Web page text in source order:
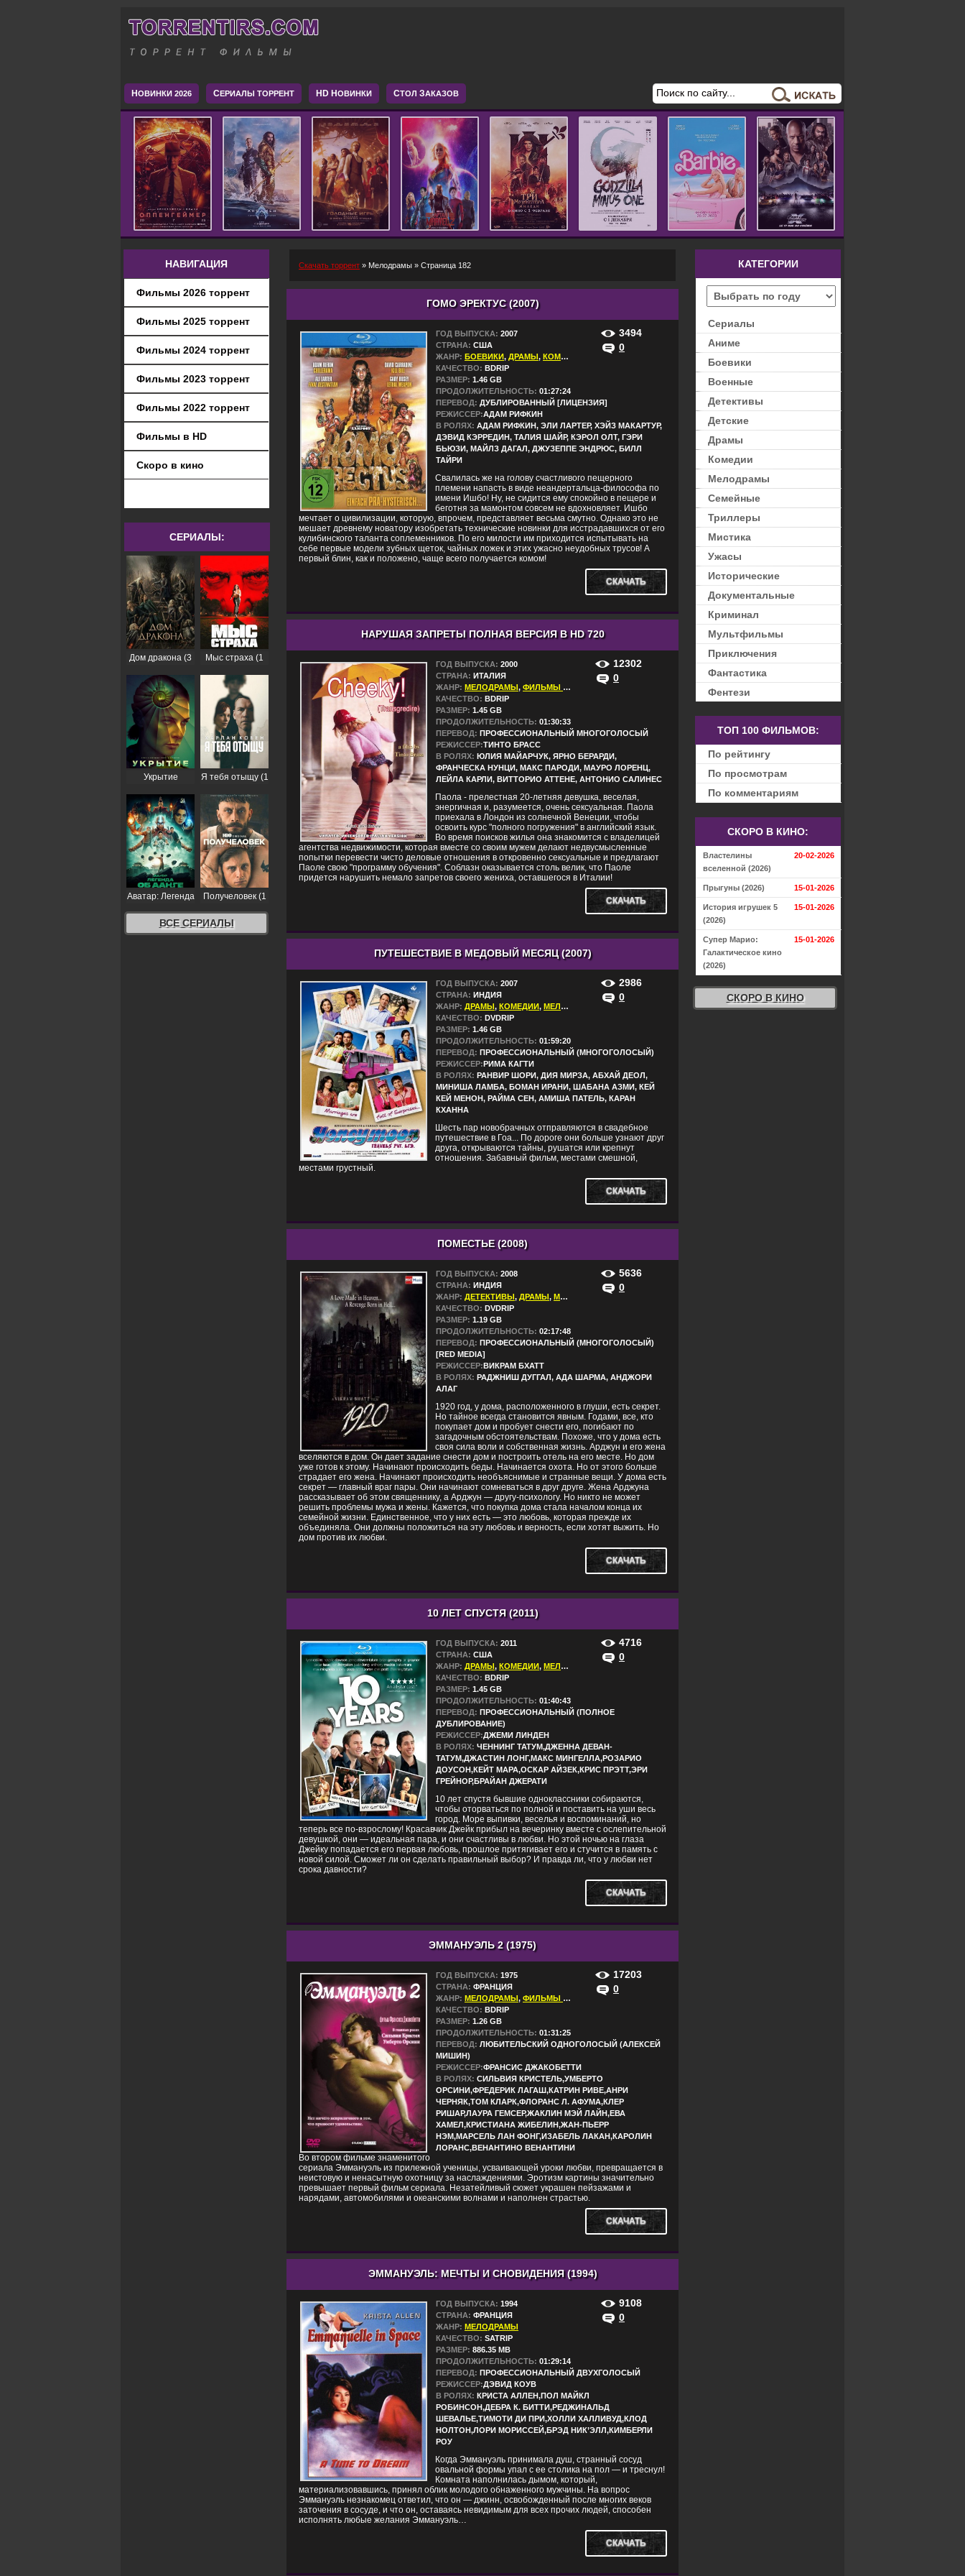
НОВИНКИ 2026 СЕРИАЛЫ ТОРРЕНТ HD НОВИНКИ СТОЛ ЗАКАЗОВ
НАВИГАЦИЯ
Фильмы 2026 торрент
Фильмы 2025 торрент
Фильмы 2024 торрент
Фильмы 2023 торрент
Фильмы 2022 торрент
Фильмы в HD
Скоро в кино
СЕРИАЛЫ:
Дом дракона (3
Мыс страха (1
Укрытие
сезон)
Я тебя отыщу (1
Аватар: Легенда
об Аанге (2
сезон)
Получеловек (1
сезон)
ВСЕ СЕРИАЛЫ
Скачать торрент » Мелодрамы » Страница 182
ГОМО ЭРЕКТУС (2007)
3494
0
ГОД ВЫПУСКА: 2007
СТРАНА: США
ЖАНР: БОЕВИКИ, ДРАМЫ, КОМЕДИИ МЕЛОДРАМЫ
КАЧЕСТВО: BDRIP
РАЗМЕР: 1.46 GB
ПРОДОЛЖИТЕЛЬНОСТЬ: 01:27:24
ПЕРЕВОД: ДУБЛИРОВАННЫЙ [ЛИЦЕНЗИЯ]
РЕЖИССЕР:АДАМ РИФКИН
В РОЛЯХ: АДАМ РИФКИН, ЭЛИ ЛАРТЕР, ХЭЙЗ МАКАРТУР,
ДЭВИД КЭРРЕДИН, ТАЛИЯ ШАЙР, КЭРОЛ ОЛТ, ГЭРИ
БЬЮЗИ, МАЙЛЗ ДАГАЛ, ДЖУЗЕППЕ ЭНДРЮС, БИЛЛ
ТАЙРИ
Свалилась же на голову счастливого пещерного
племени напасть в виде неандертальца-философа по
имени Ишбо! Ну, не сидится ему спокойно в пещере и
беготня за мамонтом совсем не вдохновляет. Ишбо
мечтает о цивилизации, которую, впрочем, представляет весьма смутно. Однако это не
мешает древнему новатору изобретать технические новинки для исстрадавшихся от его
кулибинского таланта соплеменников. По его милости им приходится испытывать на
себе первые модели зубных щеток, чайных ложек и этих ужасно неудобных трусов! А
первый блин, как и положено, чаще всего получается комом!
СКАЧАТЬ
НАРУШАЯ ЗАПРЕТЫ ПОЛНАЯ ВЕРСИЯ В HD 720
12302
0
ГОД ВЫПУСКА: 2000
СТРАНА: ИТАЛИЯ
ЖАНР: МЕЛОДРАМЫ, ФИЛЬМЫ В HD
КАЧЕСТВО: BDRIP
РАЗМЕР: 1.45 GB
ПРОДОЛЖИТЕЛЬНОСТЬ: 01:30:33
ПЕРЕВОД: ПРОФЕССИОНАЛЬНЫЙ МНОГОГОЛОСЫЙ
РЕЖИССЕР:ТИНТО БРАСС
В РОЛЯХ: ЮЛИЯ МАЙАРЧУК, ЯРНО БЕРАРДИ,
ФРАНЧЕСКА НУНЦИ, МАКС ПАРОДИ, МАУРО ЛОРЕНЦ,
ЛЕЙЛА КАРЛИ, ВИТТОРИО АТТЕНЕ, АНТОНИО САЛИНЕС
Паола - прелестная 20-летняя девушка, веселая,
энергичная и, разумеется, очень сексуальная. Паола
приехала в Лондон из солнечной Венеции, чтобы
освоить курс "полного погружения" в английский язык.
Во время поисков жилья она знакомится с владелицей
агентства недвижимости, которая вместе со своим мужем делают недвусмысленные
попытки перевести чисто деловые отношения в откровенно сексуальные и предлагают
Паоле свою "программу обучения". Соблазн оказывается столь велик, что Паоле
придется нарушить немало запретов своего жениха, оставшегося в Италии!
СКАЧАТЬ
ПУТЕШЕСТВИЕ В МЕДОВЫЙ МЕСЯЦ (2007)
2986
0
ГОД ВЫПУСКА: 2007
СТРАНА: ИНДИЯ
ЖАНР: ДРАМЫ, КОМЕДИИ, МЕЛОДРАМЫ
КАЧЕСТВО: DVDRIP
РАЗМЕР: 1.46 GB
ПРОДОЛЖИТЕЛЬНОСТЬ: 01:59:20
ПЕРЕВОД: ПРОФЕССИОНАЛЬНЫЙ (МНОГОГОЛОСЫЙ)
РЕЖИССЕР:РИМА КАГТИ
В РОЛЯХ: РАНВИР ШОРИ, ДИЯ МИРЗА, АБХАЙ ДЕОЛ,
МИНИША ЛАМБА, БОМАН ИРАНИ, ШАБАНА АЗМИ, КЕЙ
КЕЙ МЕНОН, РАЙМА СЕН, АМИША ПАТЕЛЬ, КАРАН
КХАННА
Шесть пар новобрачных отправляются в свадебное
путешествие в Гоа... По дороге они больше узнают друг
друга, открываются тайны, рушатся или крепнут
отношения. Забавный фильм, местами смешной,
местами грустный.
СКАЧАТЬ
ПОМЕСТЬЕ (2008)
5636
0
ГОД ВЫПУСКА: 2008
СТРАНА: ИНДИЯ
ЖАНР: ДЕТЕКТИВЫ, ДРАМЫ, МЕЛОДРАМЫ ,ТРИЛЛЕРЫ
КАЧЕСТВО: DVDRIP
РАЗМЕР: 1.19 GB
ПРОДОЛЖИТЕЛЬНОСТЬ: 02:17:48
ПЕРЕВОД: ПРОФЕССИОНАЛЬНЫЙ (МНОГОГОЛОСЫЙ)
[RED MEDIA]
РЕЖИССЕР:ВИКРАМ БХАТТ
В РОЛЯХ: РАДЖНИШ ДУГГАЛ, АДА ШАРМА, АНДЖОРИ
АЛАГ
1920 год, у дома, расположенного в глуши, есть секрет.
Но тайное всегда становится явным. Годами, все, кто
покупает дом и пробует снести его, погибают по
загадочным обстоятельствам. Похоже, что у дома есть
своя сила воли и собственная жизнь. Арджун и его жена
вселяются в дом. Он дает задание снести дом и построить отель на его месте. Но дом
уже готов к этому. Начинают происходить беды. Начинается охота. Но от этого больше
страдает его жена. Начинают происходить необъяснимые и странные вещи. У дома есть
секрет — главный враг пары. Они начинают сомневаться в друг друге. Жена Арджуна
рассказывает об этом священнику, а Арджун — другу-психологу. Но никто не может
решить проблемы мужа и жены. Кажется, что покупка дома стала началом конца их
семейной жизни. Единственное, что у них есть — это любовь, которая прежде их
объединяла. Они должны положиться на эту любовь и верность, если хотят выжить. Но
дом против их любви.
СКАЧАТЬ
10 ЛЕТ СПУСТЯ (2011)
4716
0
ГОД ВЫПУСКА: 2011
СТРАНА: США
ЖАНР: ДРАМЫ, КОМЕДИИ, МЕЛОДРАМЫ
ФИЛЬМЫ В HD
КАЧЕСТВО: BDRIP
РАЗМЕР: 1.45 GB
ПРОДОЛЖИТЕЛЬНОСТЬ: 01:40:43
ПЕРЕВОД: ПРОФЕССИОНАЛЬНЫЙ (ПОЛНОЕ
ДУБЛИРОВАНИЕ)
РЕЖИССЕР:ДЖЕМИ ЛИНДЕН
В РОЛЯХ: ЧЕННИНГ ТАТУМ,ДЖЕННА ДЕВАН-
ТАТУМ,ДЖАСТИН ЛОНГ,МАКС МИНГЕЛЛА,РОЗАРИО
ДОУСОН,КЕЙТ МАРА,ОСКАР АЙЗЕК,КРИС ПРЭТТ,ЭРИ
ГРЕЙНОР,БРАЙАН ДЖЕРАТИ
10 лет спустя бывшие одноклассники собираются,
чтобы оторваться по полной и поставить на уши весь
город. Море выпивки, веселья и воспоминаний, но
теперь все по-взрослому! Красавчик Джейк прибыл на вечеринку вместе с ослепительной
девушкой, они — идеальная пара, и они счастливы в любви. Но этой ночью на глаза
Джейку попадается его первая любовь, прошлое притягивает его и стучится в память с
новой силой. Сможет ли он сделать правильный выбор? И правда ли, что у любви нет
срока давности?
СКАЧАТЬ
ЭММАНУЭЛЬ 2 (1975)
17203
0
ГОД ВЫПУСКА: 1975
СТРАНА: ФРАНЦИЯ
ЖАНР: МЕЛОДРАМЫ, ФИЛЬМЫ В HD
КАЧЕСТВО: BDRIP
РАЗМЕР: 1.26 GB
ПРОДОЛЖИТЕЛЬНОСТЬ: 01:31:25
ПЕРЕВОД: ЛЮБИТЕЛЬСКИЙ ОДНОГОЛОСЫЙ (АЛЕКСЕЙ
МИШИН)
РЕЖИССЕР:ФРАНСИС ДЖАКОБЕТТИ
В РОЛЯХ: СИЛЬВИЯ КРИСТЕЛЬ,УМБЕРТО
ОРСИНИ,ФРЕДЕРИК ЛАГАШ,КАТРИН РИВЕ,АНРИ
ЧЕРНЯК,ТОМ КЛАРК,ФЛОРАНС Л. АФУМА,КЛЕР
РИШАР,ЛАУРА ГЕМСЕР,ЖАКЛИН МЭЙ ЛАЙН,ЕВА
ХАМЕЛ,КРИСТИАНА ЖИБЕЛИН,ЖАН-ПЬЕРР
НЭМ,МАРСЕЛЬ ЛАН ФОНГ,ИЗАБЕЛЬ ЛАКАН,КАРОЛИН
ЛОРАНС,ВЕНАНТИНО ВЕНАНТИНИ
Во втором фильме знаменитого
сериала Эммануэль из прилежной ученицы, усваивающей уроки любви, превращается в
неистовую и ненасытную охотницу за наслаждениями. Эротизм картины значительно
превышает первый фильм сериала. Незатейливый сюжет украшен пейзажами и
нарядами, автомобилями и океанскими волнами и наполнен страстью.
СКАЧАТЬ
ЭММАНУЭЛЬ: МЕЧТЫ И СНОВИДЕНИЯ (1994)
9108
0
ГОД ВЫПУСКА: 1994
СТРАНА: ФРАНЦИЯ
ЖАНР: МЕЛОДРАМЫ
КАЧЕСТВО: SATRIP
РАЗМЕР: 886.35 MB
ПРОДОЛЖИТЕЛЬНОСТЬ: 01:29:14
ПЕРЕВОД: ПРОФЕССИОНАЛЬНЫЙ ДВУХГОЛОСЫЙ
РЕЖИССЕР:ДЭВИД КОУВ
В РОЛЯХ: КРИСТА АЛЛЕН,ПОЛ МАЙКЛ
РОБИНСОН,ДЕБРА К. БИТТИ,РЕДЖИНАЛЬД
ШЕВАЛЬЕ,ТИМОТИ ДИ ПРИ,ХОЛЛИ ХАЛЛИВУД,КЛОД
НОЛТОН,ЛОРИ МОРИССЕЙ,БРЭД НИК’ЭЛЛ,КИМБЕРЛИ
РОУ
Когда Эммануэль принимала душ, странный сосуд
овальной формы упал с ее столика на пол — и треснул!
Комната наполнилась дымом, который,
материализовавшись, принял облик молодого обнаженного мужчины. На вопрос
Эммануэль незнакомец ответил, что он — джинн, освобожденный после многих веков
заточения в сосуде, и что он, оставаясь невидимым для всех прочих людей, способен
исполнять любые желания Эммануэль…
СКАЧАТЬ
КАТЕГОРИИ
Сериалы
Аниме
Боевики
Военные
Детективы
Детские
Драмы
Комедии
Мелодрамы
Семейные
Триллеры
Мистика
Ужасы
Исторические
Документальные
Криминал
Мультфильмы
Приключения
Фантастика
Фентези
ТОП 100 ФИЛЬМОВ:
По рейтингу
По просмотрам
По комментариям
СКОРО В КИНО:
Властелины
вселенной (2026)
20-02-2026
Прыгуны (2026) 15-01-2026
История игрушек 5
(2026)
15-01-2026
Супер Марио:
Галактическое кино
(2026)
15-01-2026
СКОРО В КИНО